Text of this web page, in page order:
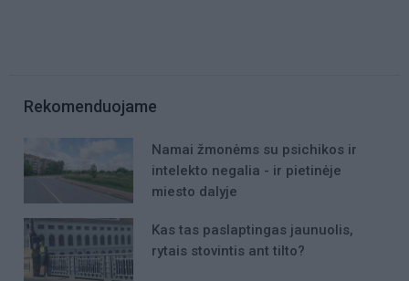
Rekomenduojame
Namai žmonėms su psichikos ir
intelekto negalia - ir pietinėje
miesto dalyje
Kas tas paslaptingas jaunuolis,
rytais stovintis ant tilto?